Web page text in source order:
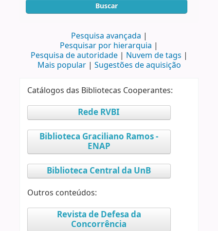
Buscar
Pesquisa avançada
Pesquisar por hierarquia
Pesquisa de autoridade
Nuvem de tags
Mais popular
Sugestões de aquisição
Catálogos das Bibliotecas Cooperantes:
Rede RVBI
Biblioteca Graciliano Ramos -
ENAP
Biblioteca Central da UnB
Outros conteúdos:
Revista de Defesa da
Concorrência